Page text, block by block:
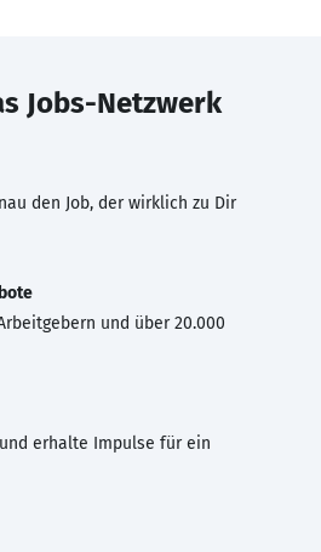
Jobs-Netzwerk
den Job, der wirklich zu Dir
und über 20.000
erhalte Impulse für ein